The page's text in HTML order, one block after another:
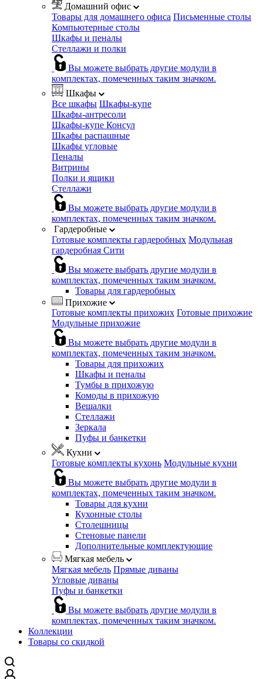
Домашний офис
Товары для домашнего офиса Письменные столы
Компьютерные столы
Шкафы и пеналы
Стеллажи и полки
Вы можете выбрать другие модули в
комплектах, помеченных таким значком.
Шкафы
Все шкафы Шкафы-купе
Шкафы-антресоли
Шкафы-купе Консул
Шкафы распашные
Шкафы угловые
Пеналы
Витрины
Полки и ящики
Стеллажи
Вы можете выбрать другие модули в
комплектах, помеченных таким значком.
Гардеробные
Готовые комплекты гардеробных Модульная
гардеробная Сити
Вы можете выбрать другие модули в
комплектах, помеченных таким значком.
Товары для гардеробных
Прихожие
Готовые комплекты прихожих Готовые прихожие
Модульные прихожие
Вы можете выбрать другие модули в
комплектах, помеченных таким значком.
Товары для прихожих
Шкафы и пеналы
Тумбы в прихожую
Комоды в прихожую
Вешалки
Стеллажи
Зеркала
Пуфы и банкетки
Кухни
Готовые комплекты кухонь Модульные кухни
Вы можете выбрать другие модули в
комплектах, помеченных таким значком.
Товары для кухни
Кухонные столы
Столешницы
Стеновые панели
Дополнительные комплектующие
Мягкая мебель
Мягкая мебель Прямые диваны
Угловые диваны
Пуфы и банкетки
Вы можете выбрать другие модули в
комплектах, помеченных таким значком.
Коллекции
Товары со скидкой